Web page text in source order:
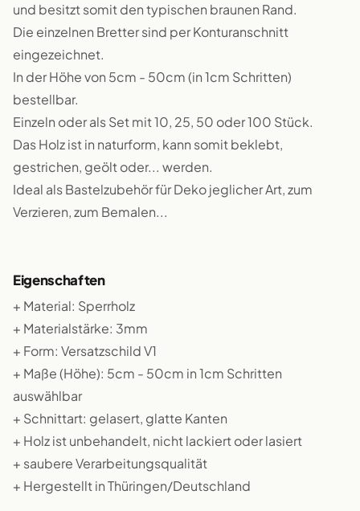
und besitzt somit den typischen braunen Rand.
Die einzelnen Bretter sind per Konturanschnitt
eingezeichnet.
In der Höhe von 5cm - 50cm (in 1cm Schritten)
bestellbar.
Einzeln oder als Set mit 10, 25, 50 oder 100 Stück.
Das Holz ist in naturform, kann somit beklebt,
gestrichen, geölt oder... werden.
Ideal als Bastelzubehör für Deko jeglicher Art, zum
Verzieren, zum Bemalen...
Eigenschaften
+ Material: Sperrholz
+ Materialstärke: 3mm
+ Form: Versatzschild V1
+ Maße (Höhe): 5cm - 50cm in 1cm Schritten
auswählbar
+ Schnittart: gelasert, glatte Kanten
+ Holz ist unbehandelt, nicht lackiert oder lasiert
+ saubere Verarbeitungsqualität
+ Hergestellt in Thüringen/Deutschland